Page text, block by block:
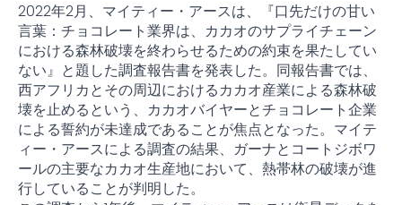
2022年2月、マイティー・アースは、『口先だけの甘い
言葉：チョコレート業界は、カカオのサプライチェーン
における森林破壊を終わらせるための約束を果たしてい
ない』と題した調査報告書を発表した。同報告書では、
西アフリカとその周辺におけるカカオ産業による森林破
壊を止めるという、カカオバイヤーとチョコレート企業
による誓約が未達成であることが焦点となった。マイテ
ィー・アースによる調査の結果、ガーナとコートジボワ
ールの主要なカカオ生産地において、熱帯林の破壊が進
行していることが判明した。